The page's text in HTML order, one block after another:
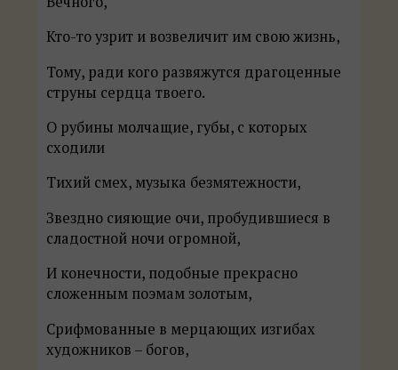
Кто-то узрит и возвеличит им свою жизнь,
Тому, ради кого развяжутся драгоценные
струны сердца твоего.
О рубины молчащие, губы, с которых
сходили
Тихий смех, музыка безмятежности,
Звездно сияющие очи, пробудившиеся в
сладостной ночи огромной,
И конечности, подобные прекрасно
сложенным поэмам золотым,
Срифмованные в мерцающих изгибах
художников – богов,